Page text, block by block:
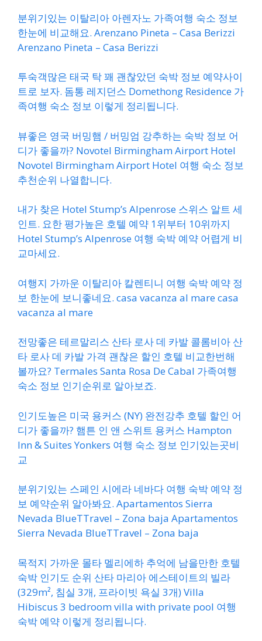
분위기있는 이탈리아 아렌자노 가족여행 숙소 정보
한눈에 비교해요. Arenzano Pineta – Casa Berizzi
Arenzano Pineta – Casa Berizzi
투숙객많은 태국 탁 꽤 괜찮았던 숙박 정보 예약사이
트로 보자. 돔통 레지던스 Domethong Residence 가
족여행 숙소 정보 이렇게 정리됩니다.
뷰좋은 영국 버밍햄 / 버밍엄 강추하는 숙박 정보 어
디가 좋을까? Novotel Birmingham Airport Hotel
Novotel Birmingham Airport Hotel 여행 숙소 정보
추천순위 나열합니다.
내가 찾은 Hotel Stump’s Alpenrose 스위스 알트 세
인트. 요한 평가높은 호텔 예약 1위부터 10위까지
Hotel Stump’s Alpenrose 여행 숙박 예약 어렵게 비
교마세요.
여행지 가까운 이탈리아 칼렌티니 여행 숙박 예약 정
보 한눈에 보니좋네요. casa vacanza al mare casa
vacanza al mare
전망좋은 테르말리스 산타 로사 데 카발 콜롬비아 산
타 로사 데 카발 가격 괜찮은 할인 호텔 비교한번해
볼까요? Termales Santa Rosa De Cabal 가족여행
숙소 정보 인기순위로 알아보죠.
인기도높은 미국 용커스 (NY) 완전강추 호텔 할인 어
디가 좋을까? 햄튼 인 앤 스위트 용커스 Hampton
Inn & Suites Yonkers 여행 숙소 정보 인기있는곳비
교
분위기있는 스페인 시에라 네바다 여행 숙박 예약 정
보 예약순위 알아봐요. Apartamentos Sierra
Nevada BlueTTravel – Zona baja Apartamentos
Sierra Nevada BlueTTravel – Zona baja
목적지 가까운 몰타 멜리에하 추억에 남을만한 호텔
숙박 인기도 순위 산타 마리아 에스테이트의 빌라
(329m², 침실 3개, 프라이빗 욕실 3개) Villa
Hibiscus 3 bedroom villa with private pool 여행
숙박 예약 이렇게 정리됩니다.